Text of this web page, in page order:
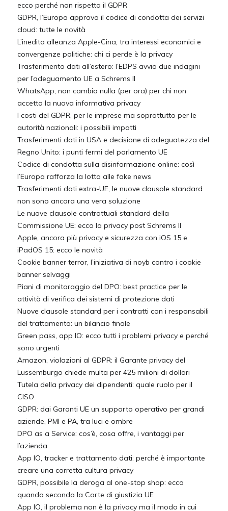
ecco perché non rispetta il GDPR
GDPR, l’Europa approva il codice di condotta dei servizi
cloud: tutte le novità
L’inedita alleanza Apple-Cina, tra interessi economici e
convergenze politiche: chi ci perde è la privacy
Trasferimento dati all’estero: l’EDPS avvia due indagini
per l’adeguamento UE a Schrems II
WhatsApp, non cambia nulla (per ora) per chi non
accetta la nuova informativa privacy
I costi del GDPR, per le imprese ma soprattutto per le
autorità nazionali: i possibili impatti
Trasferimenti dati in USA e decisione di adeguatezza del
Regno Unito: i punti fermi del parlamento UE
Codice di condotta sulla disinformazione online: così
l’Europa rafforza la lotta alle fake news
Trasferimenti dati extra-UE, le nuove clausole standard
non sono ancora una vera soluzione
Le nuove clausole contrattuali standard della
Commissione UE: ecco la privacy post Schrems II
Apple, ancora più privacy e sicurezza con iOS 15 e
iPadOS 15: ecco le novità
Cookie banner terror, l’iniziativa di noyb contro i cookie
banner selvaggi
Piani di monitoraggio del DPO: best practice per le
attività di verifica dei sistemi di protezione dati
Nuove clausole standard per i contratti con i responsabili
del trattamento: un bilancio finale
Green pass, app IO: ecco tutti i problemi privacy e perché
sono urgenti
Amazon, violazioni al GDPR: il Garante privacy del
Lussemburgo chiede multa per 425 milioni di dollari
Tutela della privacy dei dipendenti: quale ruolo per il
CISO
GDPR: dai Garanti UE un supporto operativo per grandi
aziende, PMI e PA, tra luci e ombre
DPO as a Service: cos’è, cosa offre, i vantaggi per
l’azienda
App IO, tracker e trattamento dati: perché è importante
creare una corretta cultura privacy
GDPR, possibile la deroga al one-stop shop: ecco
quando secondo la Corte di giustizia UE
App IO, il problema non è la privacy ma il modo in cui